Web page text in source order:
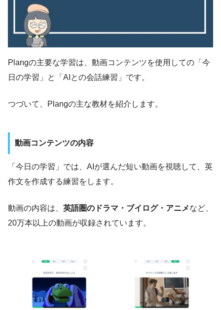
Plangの主要な学習は、動画コンテンツを使用しての「今
日の学習」と「AIとの会話練習」です。
つづいて、Plangの主な教材を紹介します。
動画コンテンツの内容
「今日の学習」では、AIが選んだ短い動画を視聴して、英
作文を作成する練習をします。
動画の内容は、 英語圏のドラマ・ブイログ・アニメなど、
20万本以上の動画が収録されています。